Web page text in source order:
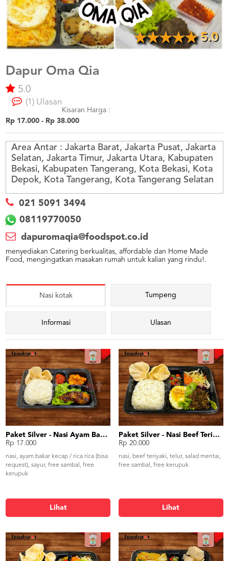
US
CATERERS
BLOG
TERMS
CONDITIONS
CALL
CENTER
021
3494
5.0
Dapur Oma Qia
5.0
(1) Ulasan
Kisaran Harga :
Rp 17.000 - Rp 38.000
Area Antar : Jakarta Barat, Jakarta Pusat, Jakarta
Selatan, Jakarta Timur, Jakarta Utara, Kabupaten
Bekasi, Kabupaten Tangerang, Kota Bekasi, Kota
Depok, Kota Tangerang, Kota Tangerang Selatan
021 5091 3494
08119770050
dapuromaqia@foodspot.co.id
menyediakan Catering berkualitas, affordable dan Home Made
Food, mengingatkan masakan rumah untuk kalian yang rindu!.
Nasi kotak Tumpeng
Informasi Ulasan
Paket Silver - Nasi Ayam Bakar
Rp 17.000
nasi, ayam bakar kecap / rica rica (bisa
request), sayur, free sambal, free
kerupuk
Lihat
Paket Silver - Nasi Beef Teriyaki
Rp 20.000
nasi, beef teriyaki, telur, salad mentai,
free sambal, free kerupuk
Lihat